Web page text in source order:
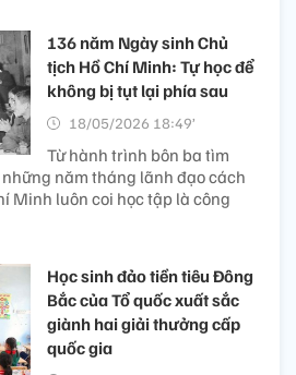
136 năm Ngày sinh Chủ
tịch Hồ Chí Minh: Tự học để
không bị tụt lại phía sau
18/05/2026 18:49’
Từ hành trình bôn ba tìm
năm tháng lãnh đạo cách
Minh luôn coi học tập là công
Học sinh đảo tiền tiêu Đông
Bắc của Tổ quốc xuất sắc
giành hai giải thưởng cấp
quốc gia